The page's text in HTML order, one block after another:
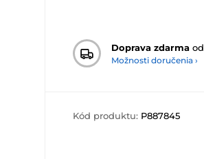
Doprava zdarma od
Možnosti doručenia ›
Kód produktu: P887845